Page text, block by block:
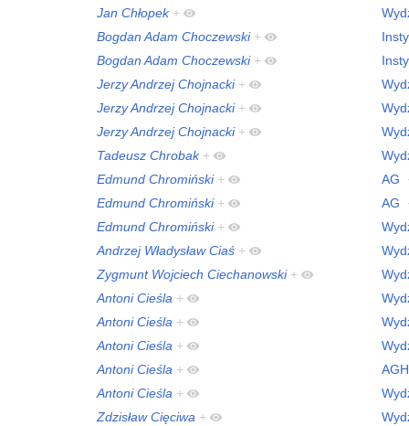
Jan Chłopek +
Bogdan Adam Choczewski +
Bogdan Adam Choczewski +
Jerzy Andrzej Chojnacki +
Jerzy Andrzej Chojnacki +
Jerzy Andrzej Chojnacki +
Tadeusz Chrobak +
Edmund Chromiński + AG
Edmund Chromiński + AG
Edmund Chromiński +
Andrzej Władysław Ciaś +
Zygmunt Wojciech Ciechanowski +
Antoni Cieśla +
Antoni Cieśla +
Antoni Cieśla +
Antoni Cieśla +
AGH
Antoni Cieśla +
Zdzisław Cięciwa +